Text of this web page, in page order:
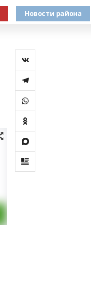
Новости района